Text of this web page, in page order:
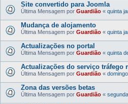
Site convertido para Joomla
Última Mensagem por Guardião « quinta
Mudança de alojamento
Última Mensagem por Guardião « quinta
Actualizações no portal
Última Mensagem por Guardião « quinta
Actualizações do serviço tráfego
Última Mensagem por Guardião «
Zona das versões betas
Última Mensagem por Guardião «